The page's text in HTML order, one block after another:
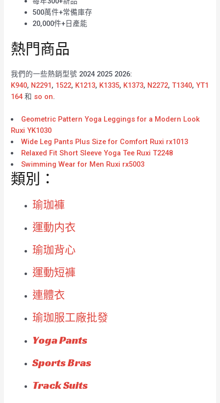
500萬件+常備庫存
20,000件+日產能
熱門商品
我們的一些熱銷型號 2024 2025 2026:
K940, N2291, 1522, K1213, K1335, K1373, N2272,T1340,YT1
164 和 so on.
Geometric Pattern Yoga Leggings for a Modern Look
Ruxi YK1030
Wide Leg Pants Plus Size for Comfort Ruxi rx1013
Relaxed Fit Short Sleeve Yoga Tee Ruxi T2248
Swimming Wear for Men Ruxi rx5003
類別：
瑜珈褲
運動内衣
瑜珈背心
運動短褲
連體衣
瑜珈服工廠批發
Yoga Pants
Sports Bras
Track Suits